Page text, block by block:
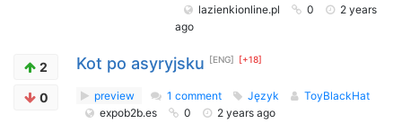
lazienkionline.pl
0
2 years
ago
2
0
Kot po asyryjsku [ENG] [+18]
preview 1 comment Język
ToyBlackHat
expob2b.es
0 2 years ago